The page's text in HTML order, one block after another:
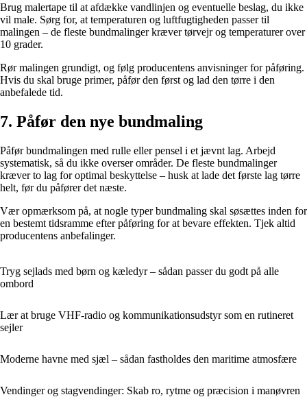
Brug malertape til at afdække vandlinjen og eventuelle beslag, du ikke
vil male. Sørg for, at temperaturen og luftfugtigheden passer til
malingen – de fleste bundmalinger kræver tørvejr og temperaturer over
10 grader.
Rør malingen grundigt, og følg producentens anvisninger for påføring.
Hvis du skal bruge primer, påfør den først og lad den tørre i den
anbefalede tid.
7. Påfør den nye bundmaling
Påfør bundmalingen med rulle eller pensel i et jævnt lag. Arbejd
systematisk, så du ikke overser områder. De fleste bundmalinger
kræver to lag for optimal beskyttelse – husk at lade det første lag tørre
helt, før du påfører det næste.
Vær opmærksom på, at nogle typer bundmaling skal søsættes inden for
en bestemt tidsramme efter påføring for at bevare effekten. Tjek altid
producentens anbefalinger.
Tryg sejlads med børn og kæledyr – sådan passer du godt på alle
ombord
Lær at bruge VHF-radio og kommunikationsudstyr som en rutineret
sejler
Moderne havne med sjæl – sådan fastholdes den maritime atmosfære
Vendinger og stagvendinger: Skab ro, rytme og præcision i manøvren